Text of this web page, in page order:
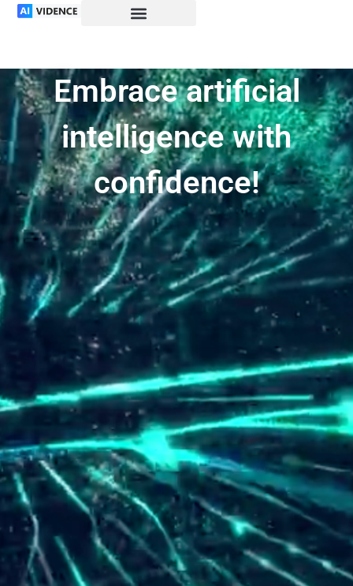
Embrace artificial
intelligence with
confidence!